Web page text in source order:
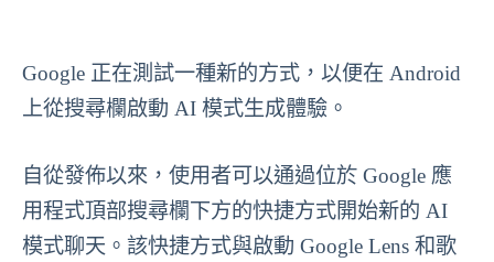
Google 正在測試一種新的方式，以便在 Android
上從搜尋欄啟動 AI 模式生成體驗。
自從發佈以來，使用者可以通過位於 Google 應
用程式頂部搜尋欄下方的快捷方式開始新的 AI
模式聊天。該快捷方式與啟動 Google Lens 和歌